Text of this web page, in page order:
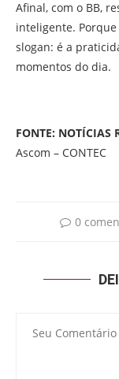
Afinal, com o BB,
inteligente. Porque
slogan: é a
momentos do dia.
FONTE: NOTÍCIAS
Ascom – CONTEC
0